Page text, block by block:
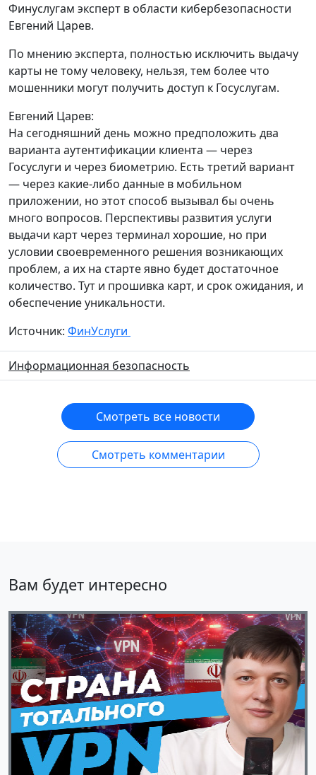
Финуслугам эксперт в области кибербезопасности
Евгений Царев.
По мнению эксперта, полностью исключить выдачу
карты не тому человеку, нельзя, тем более что
мошенники могут получить доступ к Госуслугам.
Евгений Царев:
На сегодняшний день можно предположить два
варианта аутентификации клиента — через
Госуслуги и через биометрию. Есть третий вариант
— через какие-либо данные в мобильном
приложении, но этот способ вызывал бы очень
много вопросов. Перспективы развития услуги
выдачи карт через терминал хорошие, но при
условии своевременного решения возникающих
проблем, а их на старте явно будет достаточное
количество. Тут и прошивка карт, и срок ожидания, и
обеспечение уникальности.
Источник: ФинУслуги
Информационная безопасность
Смотреть все новости
Смотреть комментарии
Вам будет интересно